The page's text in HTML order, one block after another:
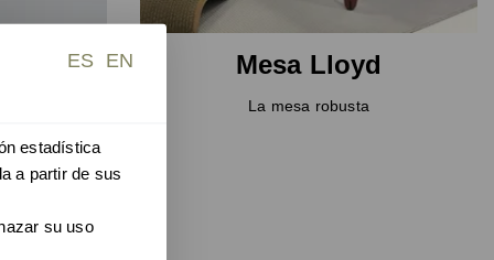
Mesa Lloyd
La mesa robusta
ES EN
estadística
a partir de sus
su uso